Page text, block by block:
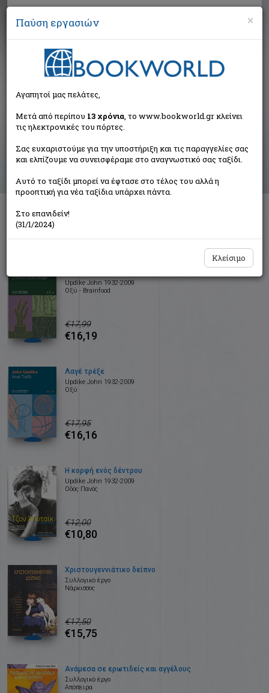
Αναζήτηση
Αποτελέσματα αναζήτησης
Συγγραφέας: Updike John 1932-2009 (21 βιβλία)
Ταξινόμηση ανά:
Updike John 1932-2009
Οξύ - Brainfood
€17,99
€16,19
Λαγέ τρέξε
Updike John 1932-2009
Οξύ
€17,95
€16,16
Η κορφή ενός δέντρου
Updike John 1932-2009
Οδός Πανός
€12,00
€10,80
Χριστουγεννιάτικο δείπνο
Συλλογικό έργο
Νάρκισσος
€17,50
€15,75
Ανάμεσα σε ερωτιδείς και αγγέλους
Συλλογικό έργο
Απόπειρα
×
Παύση εργασιών
Αγαπητοί μας πελάτες,
Μετά από περίπου 13 χρόνια, το www.bookworld.gr κλείνει
τις ηλεκτρονικές του πόρτες.
Σας ευχαριστούμε για την υποστήριξη και τις παραγγελίες σας
και ελπίζουμε να συνεισφέραμε στο αναγνωστικό σας ταξίδι.
Αυτό το ταξίδι μπορεί να έφτασε στο τέλος του αλλά η
προοπτική για νέα ταξίδια υπάρχει πάντα.
Στο επανιδείν!
(31/1/2024)
Κλείσιμο